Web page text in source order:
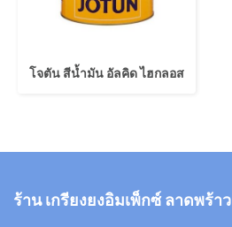
โจตัน สีน้ำมัน อัลคิด ไฮกลอส
ร้าน เกรียงยงอิมเพ็กซ์ ลาดพร้าว